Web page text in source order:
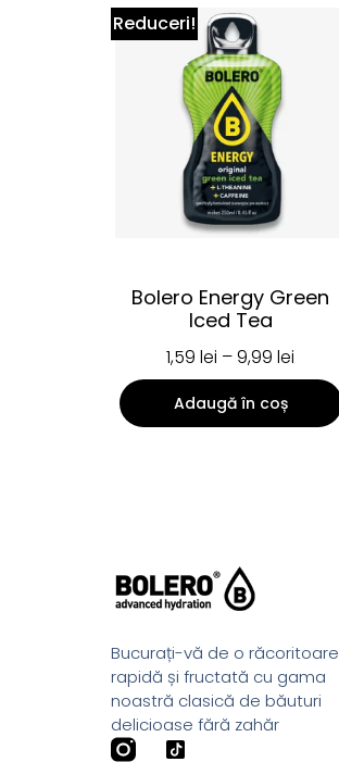
Reduceri!
Bolero Energy Green
Iced Tea
1,59 lei –9,99 lei
Adaugă în coș
Bucurați-vă de o răcoritoare
rapidă și fructată cu gama
noastră clasică de băuturi
delicioase fără zahăr